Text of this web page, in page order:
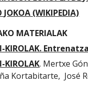
JOKOA (WIKIPEDIA)
MATERIALAK
KIROLAK.
KIROLAK. Mertxe
Kortabitarte,  José